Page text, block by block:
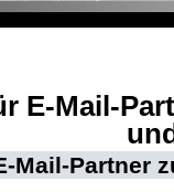
E-Mail-
Mail-Partner